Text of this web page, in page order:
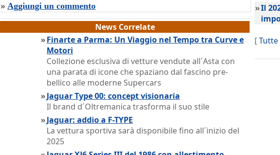
» Aggiungi un commento
News Correlate
»Finarte a Parma: Un Viaggio nel Tempo tra Curve e
Motori
Collezione esclusiva di vetture vendute all´Asta con
una parata di icone che spaziano dal fascino pre-
bellico alle moderne Supercars
»Jaguar Type 00: concept visionaria
Il brand d´Oltremanica trasforma il suo stile
»Jaguar: addio a F-TYPE
La vettura sportiva sarà disponibile fino all´inizio del
2025
»Il
[Tutte